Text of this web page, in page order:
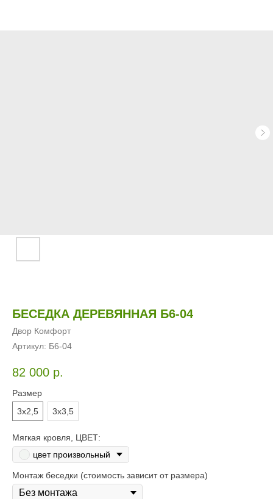
БЕСЕДКА ДЕРЕВЯННАЯ Б6-04
Двор Комфорт
Артикул: Б6-04
82 000 р.
Размер
3х2,5
3х3,5
Мягкая кровля, ЦВЕТ:
цвет произвольный
Монтаж беседки (стоимость зависит от размера)